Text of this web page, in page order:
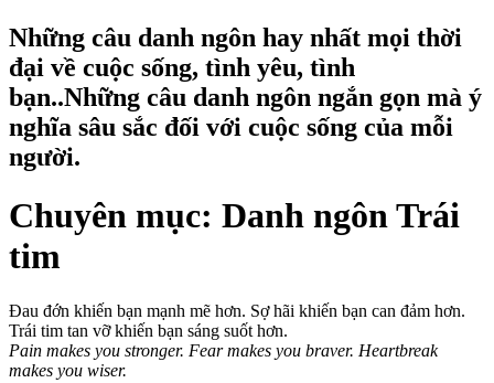
Những câu danh ngôn hay nhất mọi thời
đại về cuộc sống, tình yêu, tình
bạn..Những câu danh ngôn ngắn gọn mà ý
nghĩa sâu sắc đối với cuộc sống của mỗi
người.
Chuyên mục: Danh ngôn Trái
tim
Đau đớn khiến bạn mạnh mẽ hơn. Sợ hãi khiến bạn can đảm hơn.
Trái tim tan vỡ khiến bạn sáng suốt hơn.
Pain makes you stronger. Fear makes you braver. Heartbreak
makes you wiser.